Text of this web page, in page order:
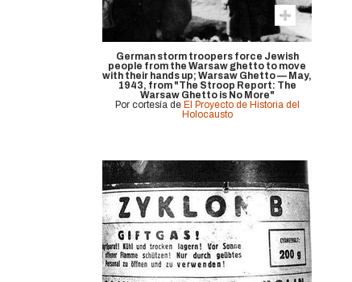
German storm troopers force Jewish
people from the Warsaw ghetto to move
with their hands up; Warsaw Ghetto — May,
1943, from "The Stroop Report: The
Warsaw Ghetto is No More"
Por cortesía de El Proyecto de Historia del
Holocausto